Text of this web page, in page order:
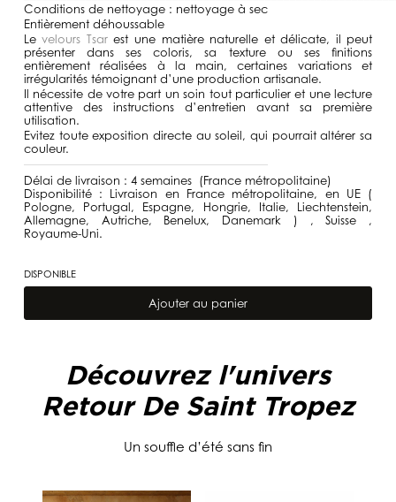
Conditions de nettoyage : nettoyage à sec
Entièrement déhoussable
Levelours Tsarest une matière naturelle et délicate, il peut
présenter dans ses coloris, sa texture ou ses finitions
entièrement réalisées à la main, certaines variations et
irrégularités témoignant d’une production artisanale.
Il nécessite de votre part un soin tout particulier et une lecture
attentive des instructions d’entretien avant sa première
utilisation.
Evitez toute exposition directe au soleil, qui pourrait altérer sa
couleur.
Délai de livraison : 4 semaines (France métropolitaine)
Disponibilité : Livraison en France métropolitaine, en UE (
Pologne, Portugal, Espagne, Hongrie, Italie, Liechtenstein,
Allemagne, Autriche, Benelux, Danemark ) , Suisse ,
Royaume-Uni.
DISPONIBLE
quantité
Ajouter au panier
Découvrez l'univers
Retour De Saint Tropez
Un souffle d’été sans fin